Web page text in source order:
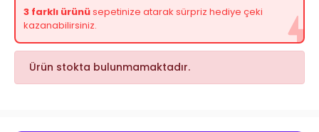
3 farklı ürünüsepetinize atarak sürpriz hediye çeki
kazanabilirsiniz.
Ürün stokta bulunmamaktadır.